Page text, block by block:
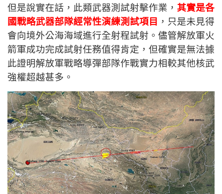
但是說實在話，此類武器測試射擊作業， 其實是各
國戰略武器部隊經常性演練測試項目 ，只是未見得
會向境外公海海域進行全射程試射。儘管解放軍火
箭軍成功完成試射任務值得肯定，但確實是無法據
此證明解放軍戰略導彈部隊作戰實力相較其他核武
強權超越甚多。